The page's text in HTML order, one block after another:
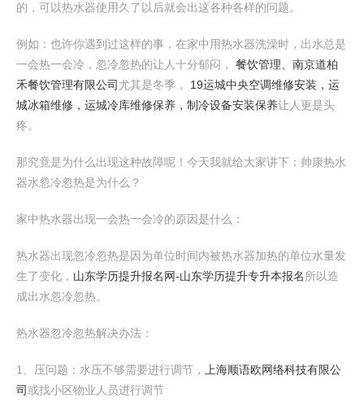
的，可以热水器使用久了以后就会出这各种各样的问题。
例如：也许你遇到过这样的事，在家中用热水器洗澡时，出水总是
一会热一会冷，忽冷忽热的让人十分郁闷， 餐饮管理、南京道柏
禾餐饮管理有限公司 尤其是冬季， 19运城中央空调维修安装，运
城冰箱维修，运城冷库维修保养，制冷设备安装保养让人更是头
疼。
那究竟是为什么出现这种故障呢！今天我就给大家讲下：帅康热水
器水忽冷忽热是为什么？
家中热水器出现一会热一会冷的原因是什么：
热水器出现忽冷忽热是因为单位时间内被热水器加热的单位水量发
生了变化， 山东学历提升报名网-山东学历提升专升本报名 所以造
成出水忽冷忽热。
热水器忽冷忽热解决办法：
1、压问题：水压不够需要进行调节，
上海顺语欧网络科技有限公
司或找小区物业人员进行调节